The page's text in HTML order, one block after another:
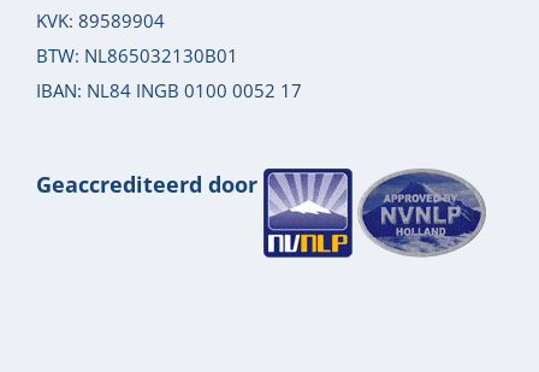
KVK: 89589904
BTW: NL865032130B01
IBAN: NL84 INGB 0100 0052 17
Geaccrediteerd door